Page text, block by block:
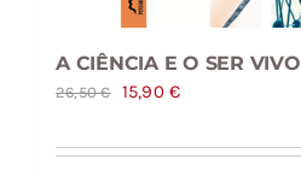
A CIÊNCIA E O SER VIVO
26,50€
O
original
15,90€O
atual